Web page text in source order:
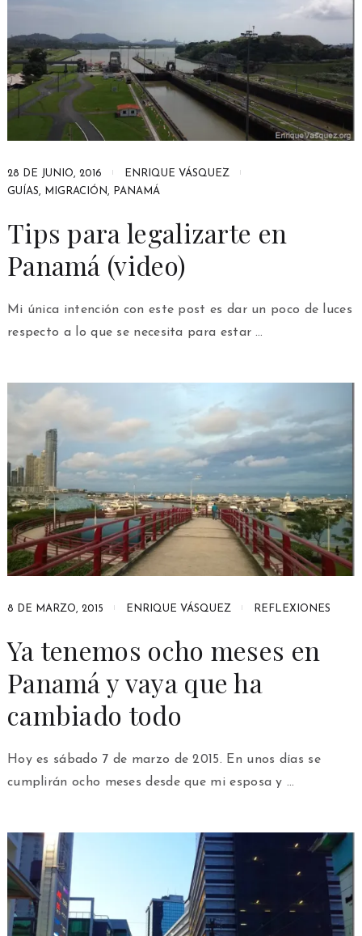
28 DE JUNIO, 2016
ENRIQUE VÁSQUEZ
GUÍAS, MIGRACIÓN, PANAMÁ
Tips para legalizarte en
Panamá (video)
Mi única intención con este post es dar un poco de luces
respecto a lo que se necesita para estar …
8 DE MARZO, 2015 ENRIQUE VÁSQUEZ REFLEXIONES
Ya tenemos ocho meses en
Panamá y vaya que ha
cambiado todo
Hoy es sábado 7 de marzo de 2015. En unos días se
cumplirán ocho meses desde que mi esposa y …